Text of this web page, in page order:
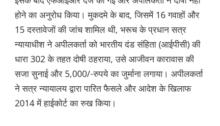
होने का अनुरोध किया। मुकदमे के बाद, जिसमें 16 गवाहों और
15 दस्तावेजों की जांच शामिल थी, भरूच के प्रधान सत्र
न्यायाधीश ने अपीलकर्ता को भारतीय दंड संहिता (आईपीसी) की
धारा 302 के तहत दोषी ठहराया, उसे आजीवन कारावास की
सजा सुनाई और 5,000/-रुपये का जुर्माना लगाया। अपीलकर्ता
ने सत्र न्यायालय द्वारा पारित फैसले और आदेश के खिलाफ
2014 में हाईकोर्ट का रुख किया।